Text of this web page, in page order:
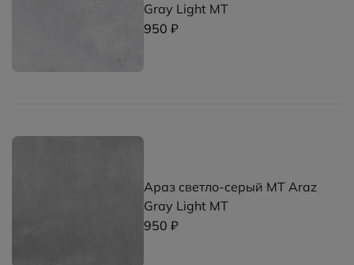
Gray Light MT
950 ₽
Араз светло-серый MT Araz
Gray Light MT
950 ₽